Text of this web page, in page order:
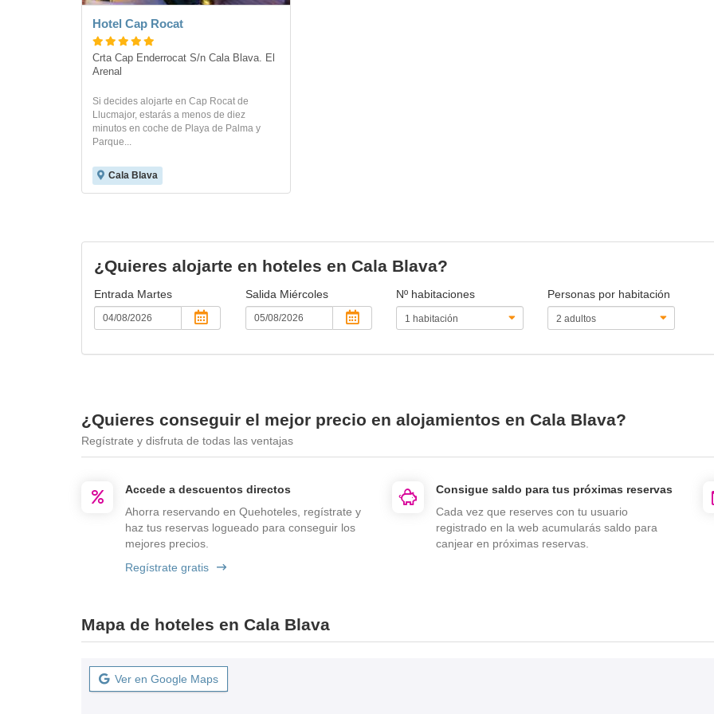
Hotel Cap Rocat
Crta Cap Enderrocat S/n Cala Blava. El
Arenal
Si decides alojarte en Cap Rocat de
Llucmajor, estarás a menos de diez
minutos en coche de Playa de Palma y
Parque...
Cala Blava
¿Quieres alojarte en hoteles en Cala Blava?
Entrada Martes Salida Miércoles Nº habitaciones
Personas por habitación
¿Quieres conseguir el mejor precio en alojamientos en Cala Blava?
Regístrate y disfruta de todas las ventajas
Accede a descuentos directos
Ahorra reservando en Quehoteles, regístrate y
haz tus reservas logueado para conseguir los
mejores precios.
Regístrate gratis
Consigue saldo para tus próximas reservas
Cada vez que reserves con tu usuario
registrado en la web acumularás saldo para
canjear en próximas reservas.
Mapa de hoteles en Cala Blava
Ver en Google Maps